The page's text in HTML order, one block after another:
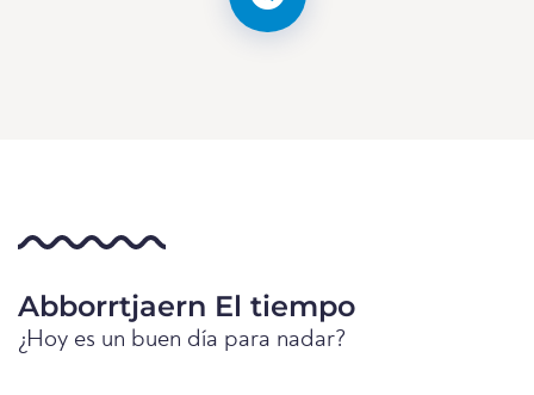
Abborrtjaern El tiempo
¿Hoy es un buen día para nadar?